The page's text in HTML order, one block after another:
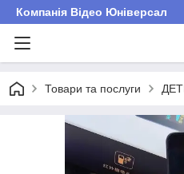
Компанія Відео Юніверсал
Товари та послуги